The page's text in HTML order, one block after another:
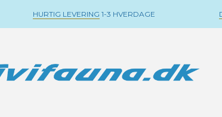
HURTIG LEVERING 1-3 HVERDAGE